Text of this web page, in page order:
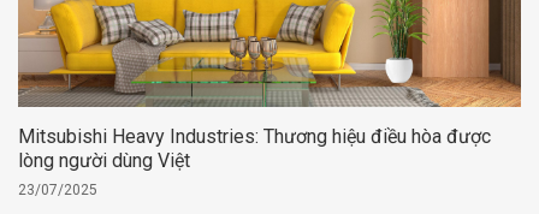
Mitsubishi Heavy Industries: Thương hiệu điều hòa được
lòng người dùng Việt
23/07/2025